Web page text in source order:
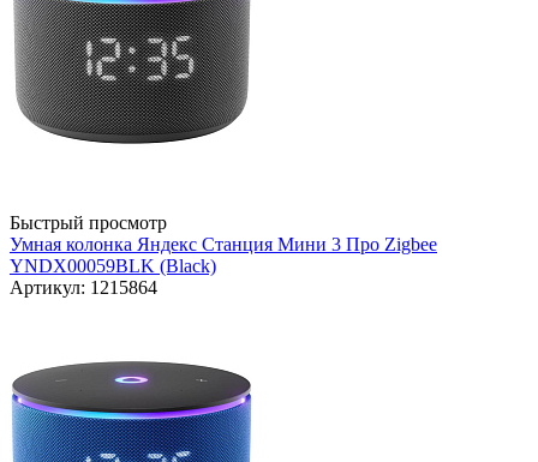
Быстрый просмотр
Умная колонка Яндекс Станция Мини 3 Про Zigbee
YNDX00059BLK (Black)
Артикул: 1215864